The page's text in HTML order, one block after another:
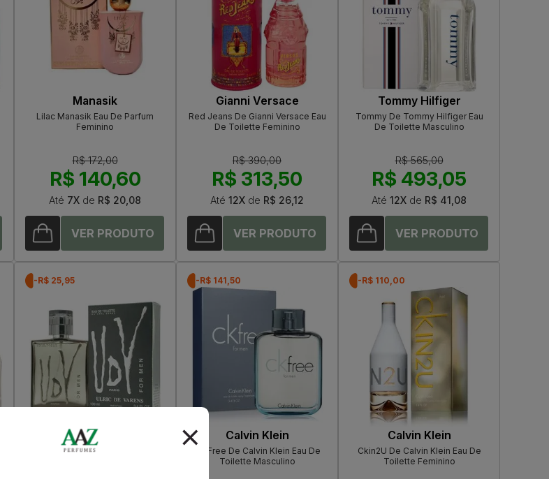
Manasik
Lilac Manasik Eau De Parfum
Feminino
R$ 172,00
R$ 140,60
Até 7X de R$ 20,08
Gianni Versace
Red Jeans De Gianni Versace Eau
De Toilette Feminino
R$ 390,00
R$ 313,50
Até 12X de R$ 26,12
Tommy Hilfiger
Tommy De Tommy Hilfiger Eau
De Toilette Masculino
R$ 565,00
R$ 493,05
Até 12X de R$ 41,08
-R$ 25,95
Ulric de Varens
Udv For Men De Ulric De Varens
-R$ 141,50
Calvin Klein
Ck Free De Calvin Klein Eau De
Toilette Masculino
-R$ 110,00
Calvin Klein
Ckin2U De Calvin Klein Eau De
Toilette Feminino